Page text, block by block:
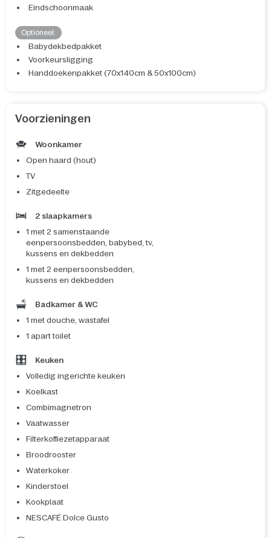
Eindschoonmaak
Optioneel:
Babydekbedpakket
Voorkeursligging
Handdoekenpakket (70x140cm & 50x100cm)
Voorzieningen
Woonkamer
Open haard (hout)
TV
Zitgedeelte
2 slaapkamers
1 met 2 samenstaande
eenpersoonsbedden, babybed, tv,
kussens en dekbedden
1 met 2 eenpersoonsbedden,
kussens en dekbedden
Badkamer & WC
1 met douche, wastafel
1 apart toilet
Keuken
Volledig ingerichte keuken
Koelkast
Combimagnetron
Vaatwasser
Filterkoffiezetapparaat
Broodrooster
Waterkoker
Kinderstoel
Kookplaat
NESCAFÉ Dolce Gusto